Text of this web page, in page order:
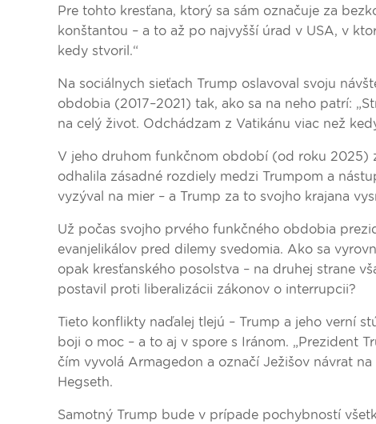
Pre tohto kresťana, ktorý sa sám označuje za
konštantou – a to až po najvyšší úrad v USA, v
kedy stvoril.“
Na sociálnych sieťach Trump oslavoval svoju
obdobia (2017–2021) tak, ako sa na neho patrí:
na celý život. Odchádzam z Vatikánu viac než
V jeho druhom funkčnom období (od roku 2025)
odhalila zásadné rozdiely medzi Trumpom a
vyzýval na mier – a Trump za to svojho krajana
Už počas svojho prvého funkčného obdobia
evanjelikálov pred dilemy svedomia. Ako sa
opak kresťanského posolstva – na druhej strane
postavil proti liberalizácii zákonov o interrupcii?
Tieto konflikty naďalej tlejú – Trump a jeho verní
boji o moc – a to aj v spore s Iránom. „Prezident
čím vyvolá Armagedon a označí Ježišov návrat
Hegseth.
Samotný Trump bude v prípade pochybností